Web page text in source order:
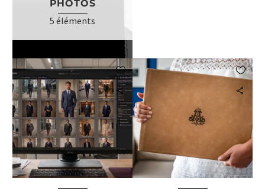
PHOTOS
5 éléments
 